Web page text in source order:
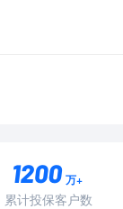
万+
累计投保客户数